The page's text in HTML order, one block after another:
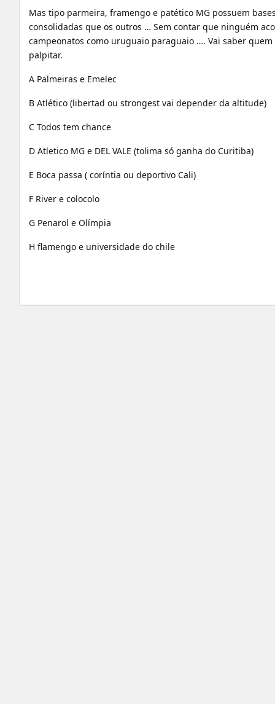
Mas tipo parmeira, framengo e patético MG possuem
consolidadas que os outros … Sem contar que ninguém
campeonatos como uruguaio paraguaio …. Vai saber
palpitar.
A Palmeiras e Emelec
B Atlético (libertad ou strongest vai depender da altitude)
C Todos tem chance
D Atletico MG e DEL VALE (tolima só ganha do Curitiba)
E Boca passa ( coríntia ou deportivo Cali)
F River e colocolo
G Penarol e Olímpia
H flamengo e universidade do chile